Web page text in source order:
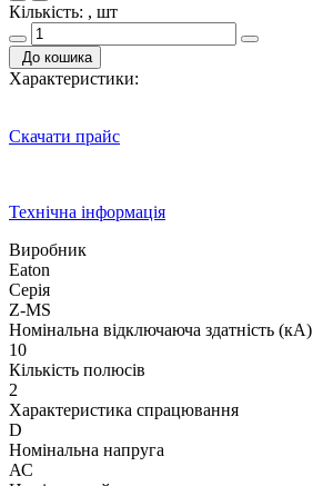
Кількість: , шт
До кошика
Характеристики:
Скачати прайс
Технічна інформація
Виробник
Eaton
Серія
Z-MS
Номінальна відключаюча здатність (кА)
10
Кількість полюсів
2
Характеристика спрацювання
D
Номінальна напруга
АС